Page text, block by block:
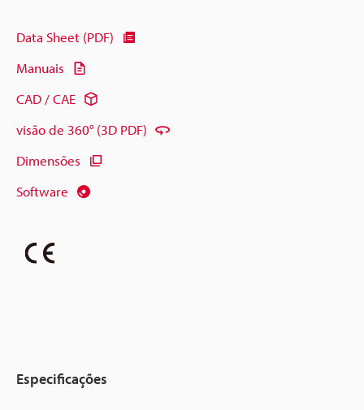
Data Sheet (PDF)
Manuais
CAD / CAE
visão de 360° (3D PDF)
Dimensões
Software
Especificações